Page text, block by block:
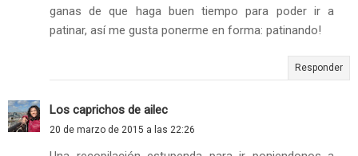
ganas de que haga buen tiempo para poder ir a
patinar, así me gusta ponerme en forma: patinando!
Responder
Los caprichos de ailec
20 de marzo de 2015 a las 22:26